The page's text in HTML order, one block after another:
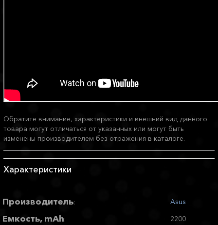
Обратите внимание, характеристики и внешний вид данного
товара могут отличаться от указанных или могут быть
изменены производителем без отражения в каталоге.
Характеристики
Производитель: Asus
Емкость, mAh:
2200